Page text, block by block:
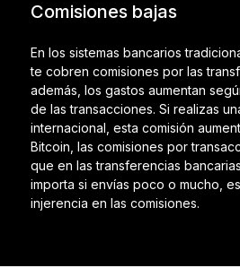
Comisiones bajas
En los sistemas bancarios
te cobren comisiones por las
además, los gastos aumentan
de las transacciones. Si realizas
internacional, esta comisión
Bitcoin, las comisiones por
que en las transferencias
importa si envías poco o mucho,
injerencia en las comisiones.